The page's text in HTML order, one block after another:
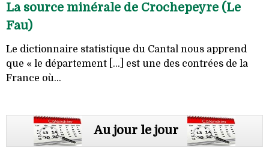
La source minérale de Crochepeyre (Le
Fau)
Le dictionnaire statistique du Cantal nous apprend
que « le département [...] est une des contrées de la
France où...
Au jour le jour